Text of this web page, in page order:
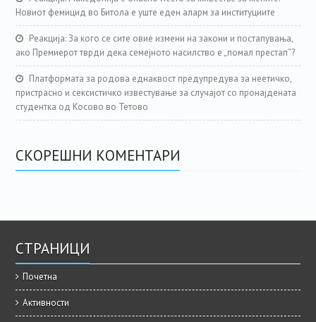
Новиот фемицид во Битола е уште еден аларм за институциите
Реакција: За кого се сите овие измени на закони и постапувања,
ако Премиерот тврди дека семејното насилство е „помал престап“?
Платформата за родова еднаквост предупредува за неетичко,
пристрасно и сексистичко известување за случајот со пронајдената
студентка од Косово во Тетово
СКОРЕШНИ КОМЕНТАРИ
СТРАНИЦИ
Почетна
Активности